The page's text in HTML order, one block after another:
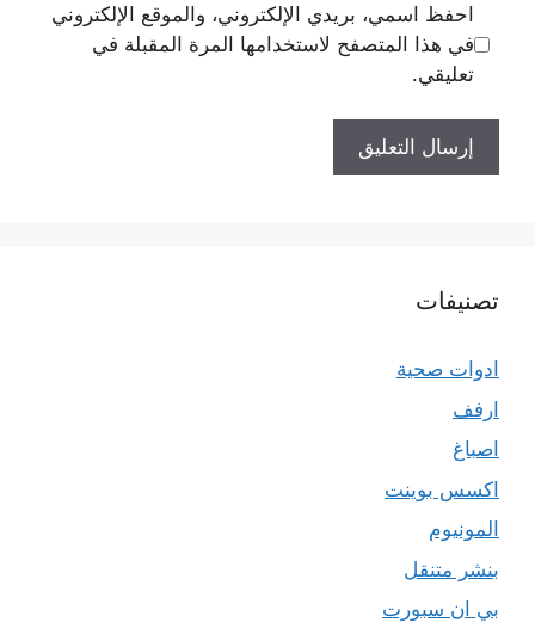
احفظ اسمي، بريدي الإلكتروني، والموقع الإلكتروني
في هذا المتصفح لاستخدامها المرة المقبلة في
تعليقي.
تصنيفات
ادوات صحية
ارفف
اصباغ
اكسس بوينت
المونيوم
بنشر متنقل
بي ان سبورت